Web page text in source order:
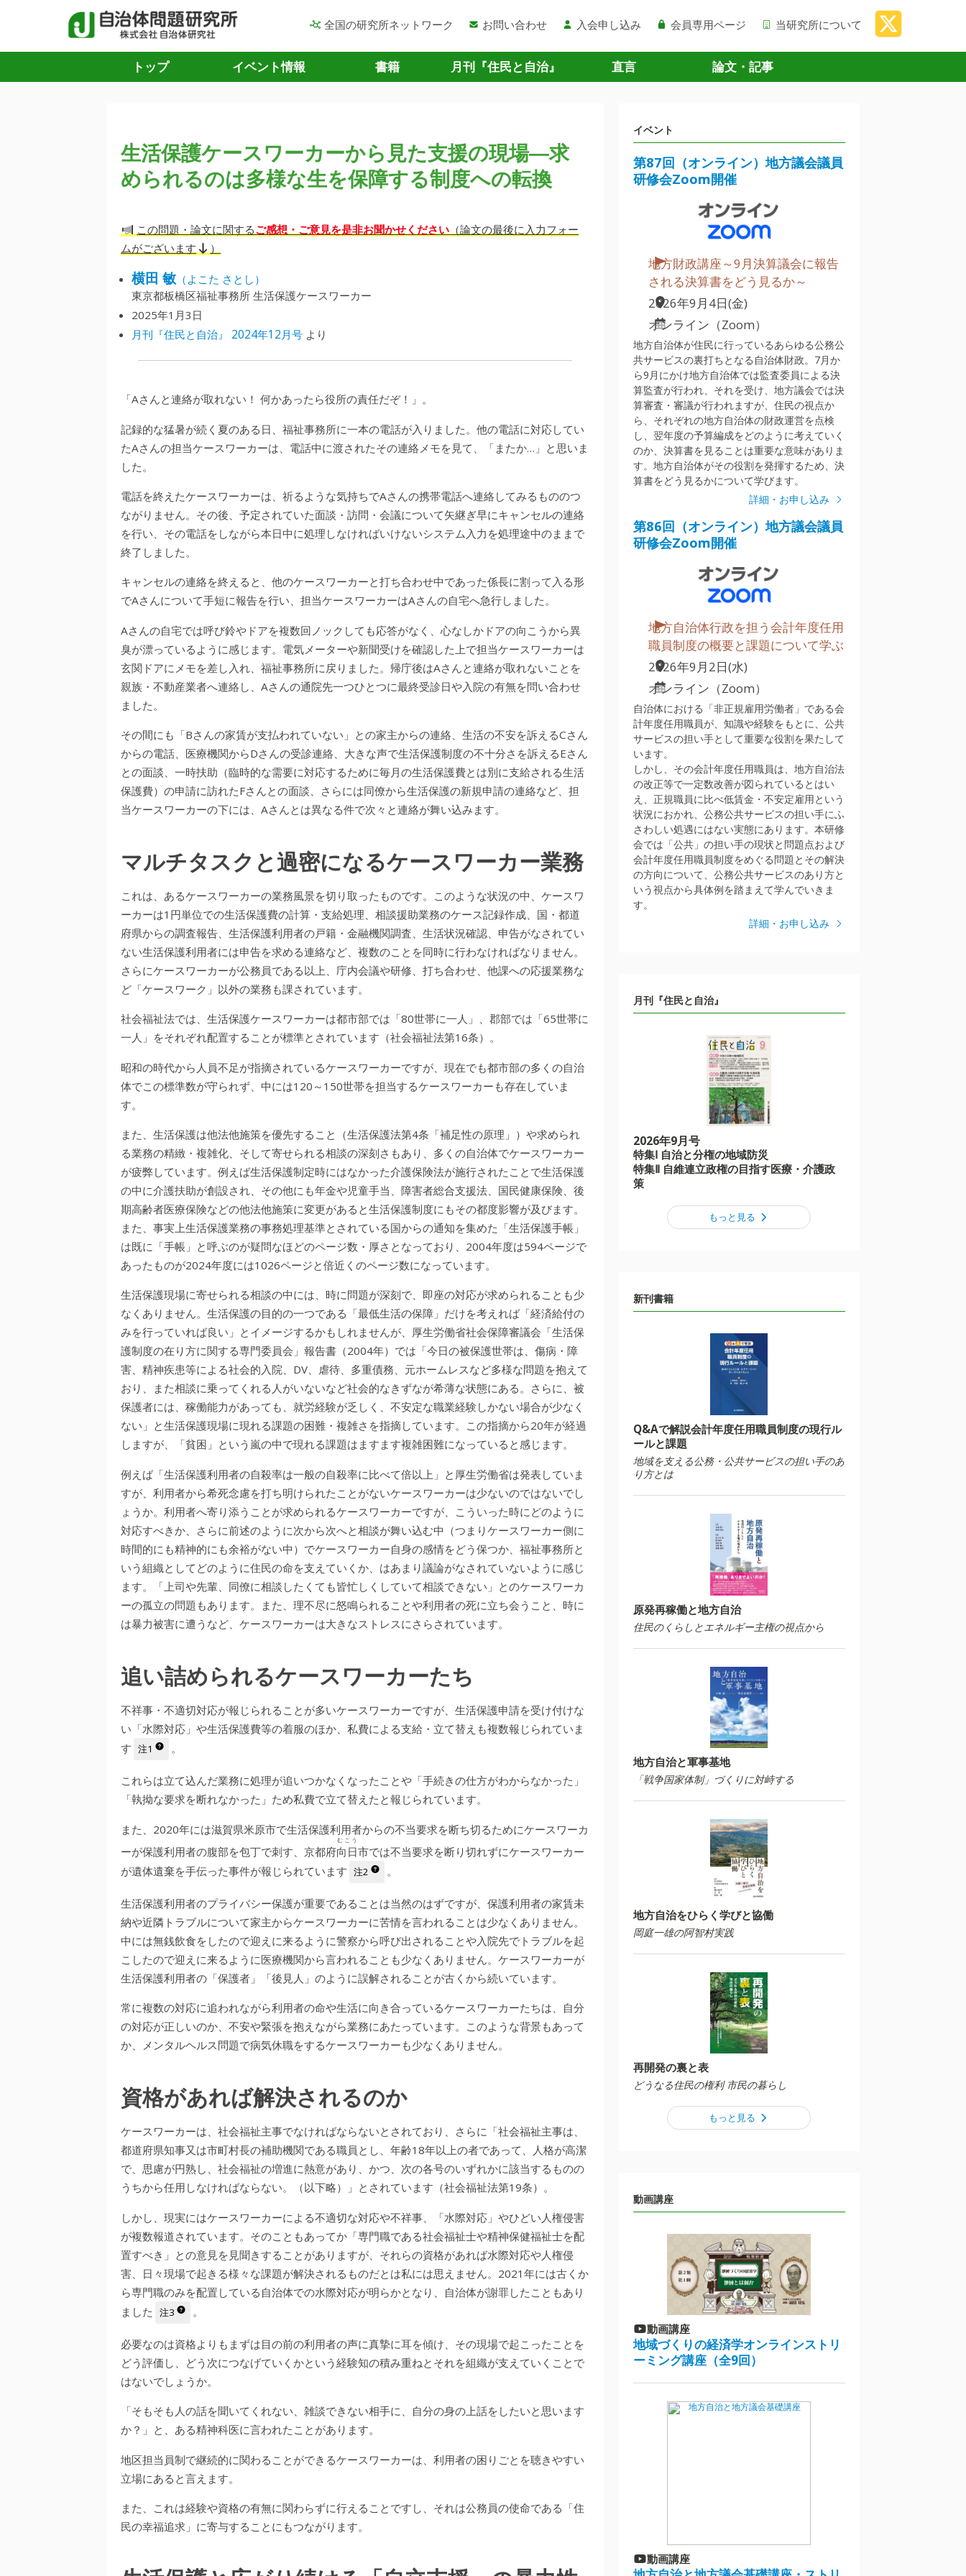
全国の研究所ネットワーク お問い合わせ 入会申し込み 会員専用ページ 当研究所について
トップ イベント情報 書籍 月刊『住民と自治』 直言 論文・記事
生活保護ケースワーカーから見た支援の現場―求
められるのは多様な生を保障する制度への転換
この問題・論文に関するご感想・ご意見を是非お聞かせください （論文の最後に入力フォー
ムがございます
）
横田 敏 （よこた さとし）
東京都板橋区福祉事務所 生活保護ケースワーカー
2025年1月3日
月刊『住民と自治』 2024年12月号 より
「Aさんと連絡が取れない！ 何かあったら役所の責任だぞ！」。
記録的な猛暑が続く夏のある日、福祉事務所に一本の電話が入りました。他の電話に対応してい
たAさんの担当ケースワーカーは、電話中に渡されたその連絡メモを見て、「またか…」と思いま
した。
電話を終えたケースワーカーは、祈るような気持ちでAさんの携帯電話へ連絡してみるもののつ
ながりません。その後、予定されていた面談・訪問・会議について矢継ぎ早にキャンセルの連絡
を行い、その電話をしながら本日中に処理しなければいけないシステム入力を処理途中のままで
終了しました。
キャンセルの連絡を終えると、他のケースワーカーと打ち合わせ中であった係長に割って入る形
でAさんについて手短に報告を行い、担当ケースワーカーはAさんの自宅へ急行しました。
Aさんの自宅では呼び鈴やドアを複数回ノックしても応答がなく、心なしかドアの向こうから異
臭が漂っているように感じます。電気メーターや新聞受けを確認した上で担当ケースワーカーは
玄関ドアにメモを差し入れ、福祉事務所に戻りました。帰庁後はAさんと連絡が取れないことを
親族・不動産業者へ連絡し、Aさんの通院先一つひとつに最終受診日や入院の有無を問い合わせ
ました。
その間にも「Bさんの家賃が支払われていない」との家主からの連絡、生活の不安を訴えるCさん
からの電話、医療機関からDさんの受診連絡、大きな声で生活保護制度の不十分さを訴えるEさん
との面談、一時扶助（臨時的な需要に対応するために毎月の生活保護費とは別に支給される生活
保護費）の申請に訪れたFさんとの面談、さらには同僚から生活保護の新規申請の連絡など、担
当ケースワーカーの下には、Aさんとは異なる件で次々と連絡が舞い込みます。
マルチタスクと過密になるケースワーカー業務
これは、あるケースワーカーの業務風景を切り取ったものです。このような状況の中、ケースワ
ーカーは1円単位での生活保護費の計算・支給処理、相談援助業務のケース記録作成、国・都道
府県からの調査報告、生活保護利用者の戸籍・金融機関調査、生活状況確認、申告がなされてい
ない生活保護利用者には申告を求める連絡など、複数のことを同時に行わなければなりません。
さらにケースワーカーが公務員である以上、庁内会議や研修、打ち合わせ、他課への応援業務な
ど「ケースワーク」以外の業務も課されています。
社会福祉法では、生活保護ケースワーカーは都市部では「80世帯に一人」、郡部では「65世帯に
一人」をそれぞれ配置することが標準とされています（社会福祉法第16条）。
昭和の時代から人員不足が指摘されているケースワーカーですが、現在でも都市部の多くの自治
体でこの標準数が守られず、中には120～150世帯を担当するケースワーカーも存在していま
す。
また、生活保護は他法他施策を優先すること（生活保護法第4条「補足性の原理」）や求められ
る業務の精緻・複雑化、そして寄せられる相談の深刻さもあり、多くの自治体でケースワーカー
が疲弊しています。例えば生活保護制定時にはなかった介護保険法が施行されたことで生活保護
の中に介護扶助が創設され、その他にも年金や児童手当、障害者総合支援法、国民健康保険、後
期高齢者医療保険などの他法他施策に変更があると生活保護制度にもその都度影響が及びます。
また、事実上生活保護業務の事務処理基準とされている国からの通知を集めた「生活保護手帳」
は既に「手帳」と呼ぶのが疑問なほどのページ数・厚さとなっており、2004年度は594ページで
あったものが2024年度には1026ページと倍近くのページ数になっています。
生活保護現場に寄せられる相談の中には、時に問題が深刻で、即座の対応が求められることも少
なくありません。生活保護の目的の一つである「最低生活の保障」だけを考えれば「経済給付の
みを行っていれば良い」とイメージするかもしれませんが、厚生労働省社会保障審議会「生活保
護制度の在り方に関する専門委員会」報告書（2004年）では「今日の被保護世帯は、傷病・障
害、精神疾患等による社会的入院、DV、虐待、多重債務、元ホームレスなど多様な問題を抱えて
おり、また相談に乗ってくれる人がいないなど社会的なきずなが希薄な状態にある。さらに、被
保護者には、稼働能力があっても、就労経験が乏しく、不安定な職業経験しかない場合が少なく
ない」と生活保護現場に現れる課題の困難・複雑さを指摘しています。この指摘から20年が経過
しますが、「貧困」という嵐の中で現れる課題はますます複雑困難になっていると感じます。
例えば「生活保護利用者の自殺率は一般の自殺率に比べて倍以上」と厚生労働省は発表していま
すが、利用者から希死念慮を打ち明けられたことがないケースワーカーは少ないのではないでし
ょうか。利用者へ寄り添うことが求められるケースワーカーですが、こういった時にどのように
対応すべきか、さらに前述のように次から次へと相談が舞い込む中（つまりケースワーカー側に
時間的にも精神的にも余裕がない中）でケースワーカー自身の感情をどう保つか、福祉事務所と
いう組織としてどのように住民の命を支えていくか、はあまり議論がなされていないように感じ
ます。「上司や先輩、同僚に相談したくても皆忙しくしていて相談できない」とのケースワーカ
ーの孤立の問題もあります。また、理不尽に怒鳴られることや利用者の死に立ち会うこと、時に
は暴力被害に遭うなど、ケースワーカーは大きなストレスにさらされています。
追い詰められるケースワーカーたち
不祥事・不適切対応が報じられることが多いケースワーカーですが、生活保護申請を受け付けな
い「水際対応」や生活保護費等の着服のほか、私費による支給・立て替えも複数報じられていま
す 注1 。
これらは立て込んだ業務に処理が追いつかなくなったことや「手続きの仕方がわからなかった」
「執拗な要求を断れなかった」ため私費で立て替えたと報じられています。
また、2020年には滋賀県米原市で生活保護利用者からの不当要求を断ち切るためにケースワーカ
ーが保護利用者の腹部を包丁で刺す、京都府向日
むこう
市では不当要求を断り切れずにケースワーカー
が遺体遺棄を手伝った事件が報じられています 注2 。
生活保護利用者のプライバシー保護が重要であることは当然のはずですが、保護利用者の家賃未
納や近隣トラブルについて家主からケースワーカーに苦情を言われることは少なくありません。
中には無銭飲食をしたので迎えに来るように警察から呼び出されることや入院先でトラブルを起
こしたので迎えに来るように医療機関から言われることも少なくありません。ケースワーカーが
生活保護利用者の「保護者」「後見人」のように誤解されることが古くから続いています。
常に複数の対応に追われながら利用者の命や生活に向き合っているケースワーカーたちは、自分
の対応が正しいのか、不安や緊張を抱えながら業務にあたっています。このような背景もあって
か、メンタルヘルス問題で病気休職をするケースワーカーも少なくありません。
資格があれば解決されるのか
ケースワーカーは、社会福祉主事でなければならないとされており、さらに「社会福祉主事は、
都道府県知事又は市町村長の補助機関である職員とし、年齢18年以上の者であって、人格が高潔
で、思慮が円熟し、社会福祉の増進に熱意があり、かつ、次の各号のいずれかに該当するものの
うちから任用しなければならない。（以下略）」とされています（社会福祉法第19条）。
しかし、現実にはケースワーカーによる不適切な対応や不祥事、「水際対応」やひどい人権侵害
が複数報道されています。そのこともあってか「専門職である社会福祉士や精神保健福祉士を配
置すべき」との意見を見聞きすることがありますが、それらの資格があれば水際対応や人権侵
害、日々現場で起きる様々な課題が解決されるものだとは私には思えません。2021年には古くか
ら専門職のみを配置している自治体での水際対応が明らかとなり、自治体が謝罪したこともあり
ました
注3 。
必要なのは資格よりもまずは目の前の利用者の声に真摯に耳を傾け、その現場で起こったことを
どう評価し、どう次につなげていくかという経験知の積み重ねとそれを組織が支えていくことで
はないでしょうか。
「そもそも人の話を聞いてくれない、雑談できない相手に、自分の身の上話をしたいと思います
か？」と、ある精神科医に言われたことがあります。
地区担当員制で継続的に関わることができるケースワーカーは、利用者の困りごとを聴きやすい
立場にあると言えます。
また、これは経験や資格の有無に関わらずに行えることですし、それは公務員の使命である「住
民の幸福追求」に寄与することにもつながります。
イベント
第87回（オンライン）地方議会議員
研修会Zoom開催
地方財政講座～9月決算議会に報告
される決算書をどう見るか～
2026年9月4日(金)
オンライン（Zoom）
地方自治体が住民に行っているあらゆる公務公
共サービスの裏打ちとなる自治体財政。7月か
ら9月にかけ地方自治体では監査委員による決
算監査が行われ、それを受け、地方議会では決
算審査・審議が行われますが、住民の視点か
ら、それぞれの地方自治体の財政運営を点検
し、翌年度の予算編成をどのように考えていく
のか、決算書を見ることは重要な意味がありま
す。地方自治体がその役割を発揮するため、決
算書をどう見るかについて学びます。
詳細・お申し込み
第86回（オンライン）地方議会議員
研修会Zoom開催
地方自治体行政を担う会計年度任用
職員制度の概要と課題について学ぶ
2026年9月2日(水)
オンライン（Zoom）
自治体における「非正規雇用労働者」である会
計年度任用職員が、知識や経験をもとに、公共
サービスの担い手として重要な役割を果たして
います。
しかし、その会計年度任用職員は、地方自治法
の改正等で一定数改善が図られているとはい
え、正規職員に比べ低賃金・不安定雇用という
状況におかれ、公務公共サービスの担い手にふ
さわしい処遇にはない実態にあります。本研修
会では「公共」の担い手の現状と問題点および
会計年度任用職員制度をめぐる問題とその解決
の方向について、公務公共サービスのあり方と
いう視点から具体例を踏まえて学んでいきま
す。
詳細・お申し込み
月刊『住民と自治』
2026年9月号
特集Ⅰ 自治と分権の地域防災
特集Ⅱ 自維連立政権の目指す医療・介護政
策
もっと見る
新刊書籍
Q&Aで解説会計年度任用職員制度の現行ル
ールと課題
地域を支える公務・公共サービスの担い手のあ
り方とは
原発再稼働と地方自治
住民のくらしとエネルギー主権の視点から
地方自治と軍事基地
「戦争国家体制」づくりに対峙する
地方自治をひらく学びと協働
岡庭一雄の阿智村実践
再開発の裏と表
どうなる住民の権利 市民の暮らし
もっと見る
動画講座
動画講座
地域づくりの経済学オンラインストリ
ーミング講座（全9回）
動画講座